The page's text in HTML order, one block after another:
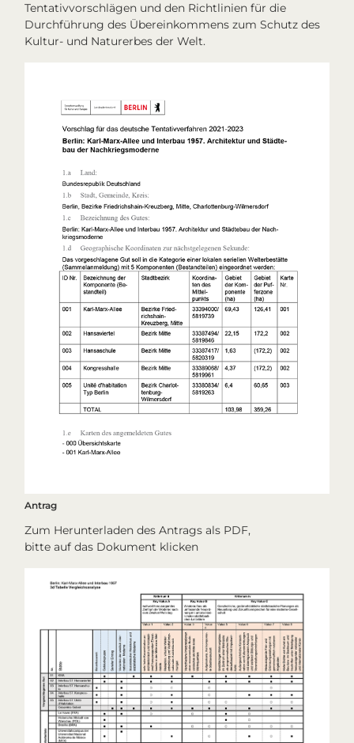
Tentativvorschlägen und den Richtlinien für die
Durchführung des Übereinkommens zum Schutz des
Kultur- und Naturerbes der Welt.
Antrag
Zum Herunterladen des Antrags als PDF,
bitte auf das Dokument klicken